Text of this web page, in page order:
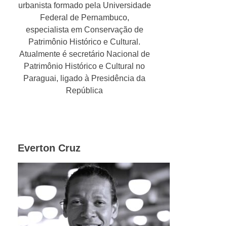
urbanista formado pela Universidade
Federal de Pernambuco,
especialista em Conservação de
Patrimônio Histórico e Cultural.
Atualmente é secretário Nacional de
Patrimônio Histórico e Cultural no
Paraguai, ligado à Presidência da
República
Everton Cruz